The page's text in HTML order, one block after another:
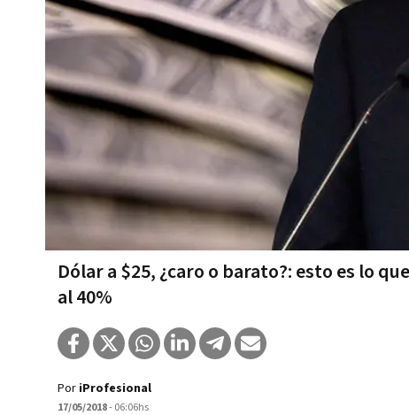
Dólar a $25, ¿caro o barato?: esto es lo
al 40%
Por iProfesional
17/05/2018- 06:06hs